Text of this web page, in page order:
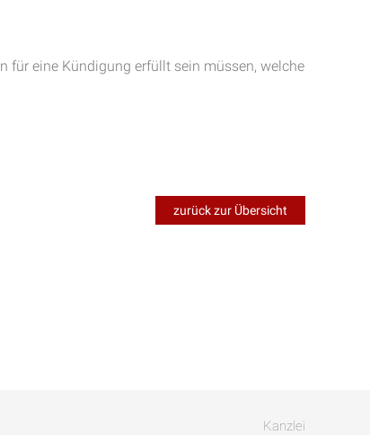
für eine Kündigung erfüllt sein müssen, welche
zurück zur Übersicht
Kanzlei